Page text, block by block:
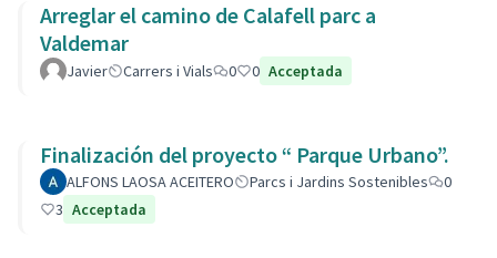
Arreglar el camino de Calafell parc a
Valdemar
Javier Carrers i Vials 0 0 Acceptada
Finalización del proyecto “ Parque Urbano”.
ALFONS LAOSA ACEITERO Parcs i Jardins Sostenibles
0
3 Acceptada